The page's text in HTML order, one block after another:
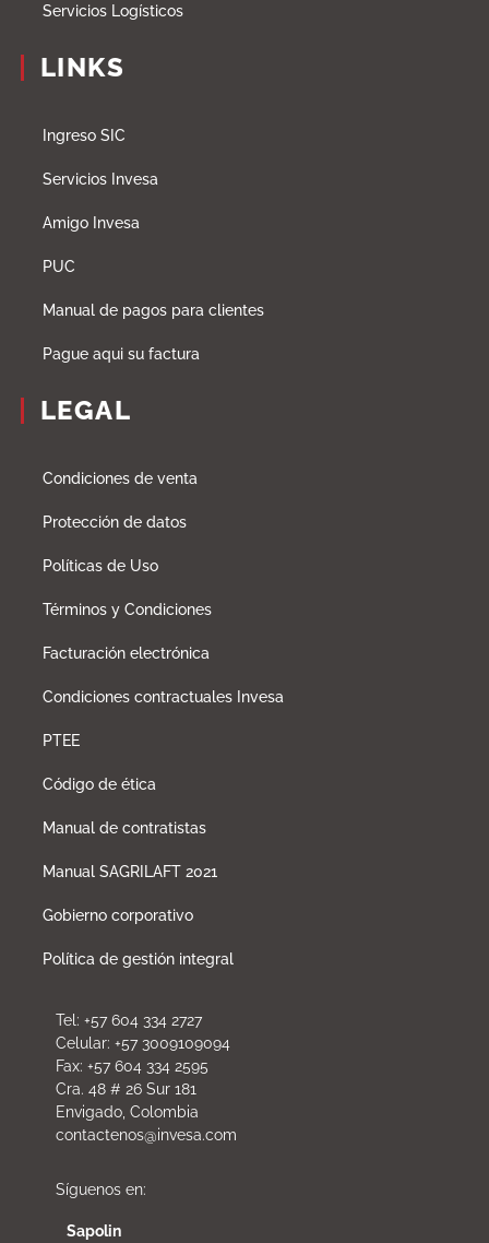
Servicios Logísticos
LINKS
Ingreso SIC
Servicios Invesa
Amigo Invesa
PUC
Manual de pagos para clientes
Pague aqui su factura
LEGAL
Condiciones de venta
Protección de datos
Políticas de Uso
Términos y Condiciones
Facturación electrónica
Condiciones contractuales Invesa
PTEE
Código de ética
Manual de contratistas
Manual SAGRILAFT 2021
Gobierno corporativo
Política de gestión integral
Tel: +57 604 334 2727
Celular: +57 3009109094
Fax: +57 604 334 2595
Cra. 48 # 26 Sur 181
Envigado, Colombia
contactenos@invesa.com
Síguenos en:
Sapolin